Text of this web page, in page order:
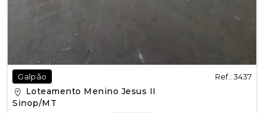
Galpão Ref.: 3437
Loteamento Menino Jesus II
Sinop/MT